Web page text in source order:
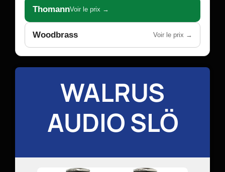
ThomannVoir le prix →
Woodbrass Voir le prix →
WALRUS
AUDIO SLÖ